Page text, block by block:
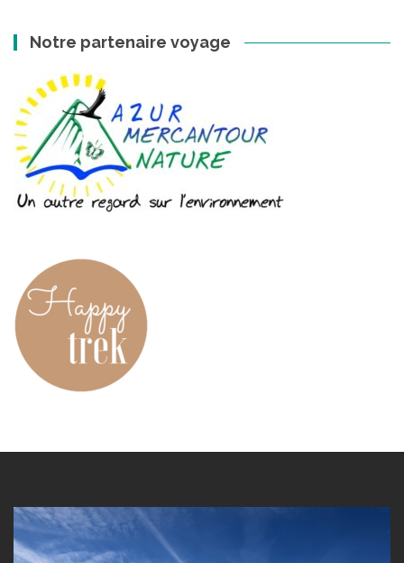
Notre partenaire voyage